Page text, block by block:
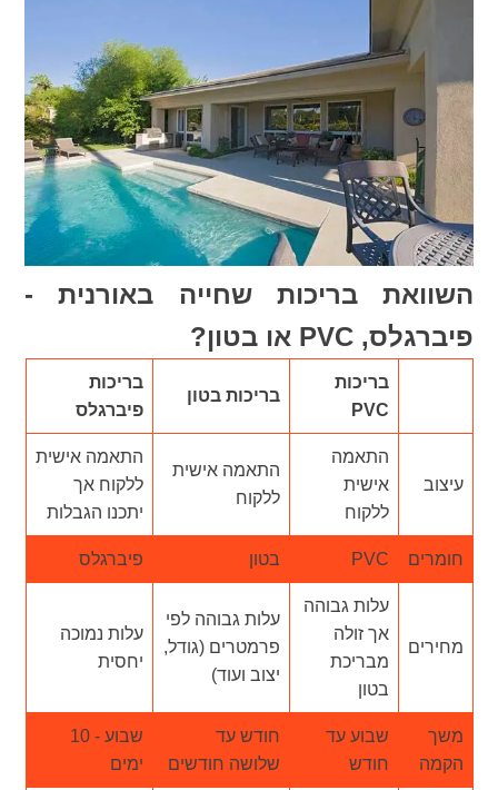
השוואת בריכות שחייה באורנית -
פיברגלס, PVC או בטון?
בריכות
PVC
בריכות בטון
בריכות
פיברגלס
עיצוב
התאמה
אישית
ללקוח
התאמה אישית
ללקוח
התאמה אישית
ללקוח אך
יתכנו הגבלות
חומרים PVC בטון פיברגלס
מחירים
עלות גבוהה
אך זולה
מבריכת
בטון
עלות גבוהה לפי
פרמטרים (גודל,
יצוב ועוד)
עלות נמוכה
יחסית
משך
הקמה
שבוע עד
חודש
חודש עד
שלושה חודשים
שבוע - 10
ימים